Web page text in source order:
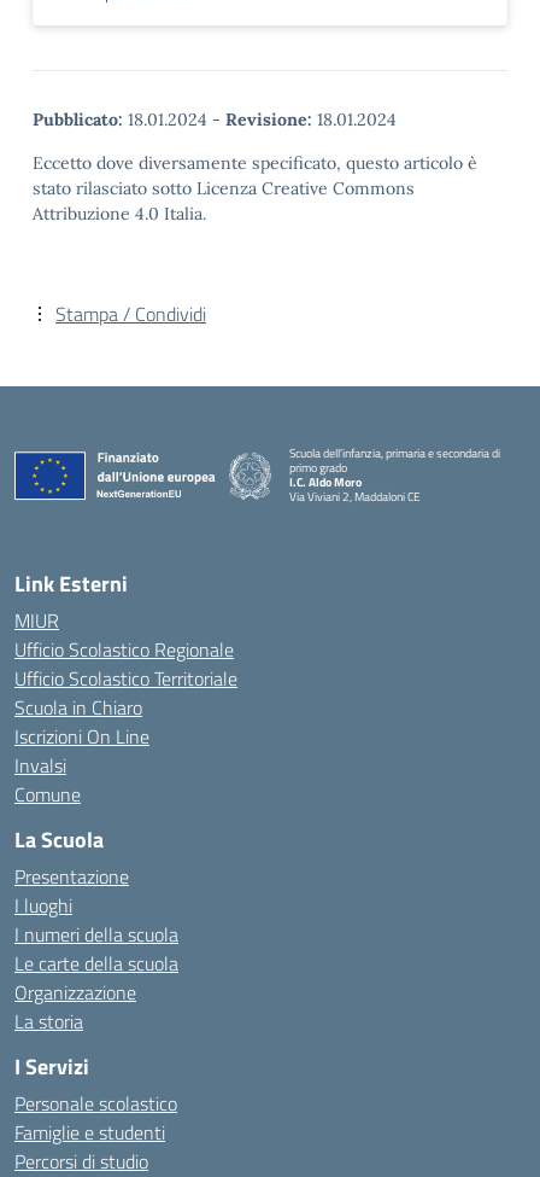
Pubblicato: 18.01.2024 - Revisione: 18.01.2024
Eccetto dove diversamente specificato, questo articolo è
stato rilasciato sotto Licenza Creative Commons
Attribuzione 4.0 Italia.
Stampa / Condividi
Scuola dell’infanzia, primaria e secondaria di
primo grado
I.C. Aldo Moro
Via Viviani 2, Maddaloni CE
Link Esterni
MIUR
Ufficio Scolastico Regionale
Ufficio Scolastico Territoriale
Scuola in Chiaro
Iscrizioni On Line
Invalsi
Comune
La Scuola
Presentazione
I luoghi
I numeri della scuola
Le carte della scuola
Organizzazione
La storia
I Servizi
Personale scolastico
Famiglie e studenti
Percorsi di studio